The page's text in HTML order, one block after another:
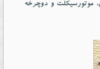
موتورسیکلت و دوچرخه